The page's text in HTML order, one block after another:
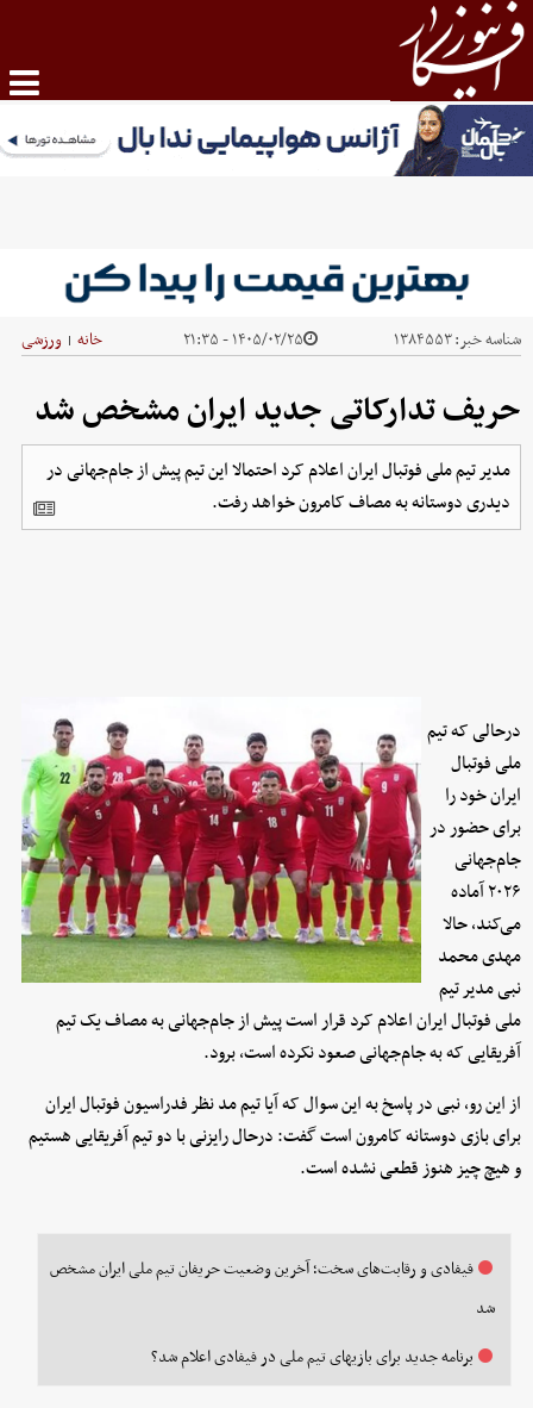
شناسه خبر:۱۳۸۴۵۵۳ ۱۴۰۵/۰۲/۲۵ - ۲۱:۳۵ خانه | ورزشی
حریف تدارکاتی جدید ایران مشخص شد
مدیر تیم ملی فوتبال ایران اعلام کرد احتمالا این تیم پیش از جام‌جهانی در
دیدری‌ دوستانه به مصاف کامرون خواهد رفت.
درحالی که تیم
ملی فوتبال
ایران خود را
برای حضور در
جام‌جهانی
۲۰۲۶ آماده
می‌کند، حالا
مهدی محمد
نبی مدیر تیم
ملی فوتبال ایران اعلام کرد قرار است پیش از جام‌جهانی به مصاف یک تیم
آفریقایی که به جام‌جهانی صعود نکرده است، برود.
از این رو، نبی در پاسخ به این سوال که آیا تیم مد نظر فدراسیون فوتبال ایران
برای بازی دوستانه کامرون است گفت: درحال رایزنی با دو تیم آفریقایی هستیم
و هیچ چیز هنوز قطعی نشده است.
فیفادی و رقابت‌های سخت؛ آخرین وضعیت حریفان تیم ملی ایران مشخص
شد
برنامه جدید برای بازیهای تیم ملی در فیفادی اعلام شد؟